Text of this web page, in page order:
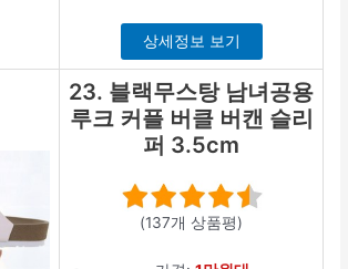
상세정보 보기
23. 블랙무스탕 남녀공용
루크 커플 버클 버캔 슬리
퍼 3.5cm
(137개 상품평)